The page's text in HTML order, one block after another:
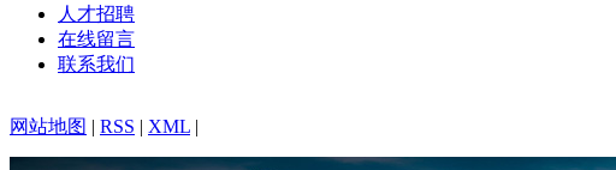
人才招聘
在线留言
联系我们
网站地图 | RSS | XML |